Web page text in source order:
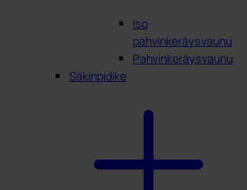
Iso
pahvinkeräysvaunu
Pahvinkeräysvaunu
Säkinpidike